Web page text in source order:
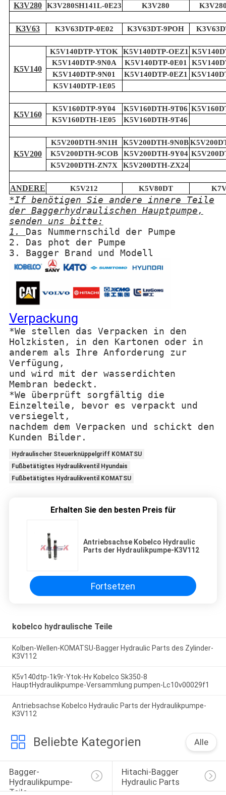
K3V280 K3V280SH141L-0E23 K3V280
K3V63 K3V63DTP-0E02 K3V63DT-9POH
K5V140
K5V140DTP-YTOK K5V140DTP-OEZ1
K5V140DTP-9N0A
K5V140DTP-0E01
K5V140DTP-9N01
K5V140DTP-0EZ1
K5V140DTP-1E05
K5V160
K5V160DTP-9Y04 K5V160DTH-9T06
K5V160DTH-1E05
K5V160DTH-9T46
K5V200
K5V200DTH-9N1H K5V200DTH-9N0B
K5V200DTH-9COB
K5V200DTH-9Y04
K5V200DTH-ZN7X
K5V200DTH-ZX24
ANDERE K5V212 K5V80DT
*If benötigen Sie andere innere Teile
der Baggerhydraulischen Hauptpumpe,
senden uns bitte:
1. Das Nummernschild der Pumpe
2. Das phot der Pumpe
3. Bagger Brand und Modell
Verpackung
*We stellen das Verpacken in den
Holzkisten, in den Kartonen oder in
anderem als Ihre Anforderung zur
Verfügung,
und wird mit der wasserdichten
Membran bedeckt.
*We überprüft sorgfältig die
Einzelteile, bevor es verpackt und
versiegelt,
nachdem dem Verpacken und schickt den
Kunden Bilder.
Hydraulischer Steuerknüppelgriff KOMATSU
Fußbetätigtes Hydraulikventil Hyundais
Fußbetätigtes Hydraulikventil KOMATSU
Erhalten Sie den besten Preis für
Antriebsachse Kobelco Hydraulic
Parts der Hydraulikpumpe-K3V112
Fortsetzen
kobelco hydraulische Teile
Kolben-Wellen-KOMATSU-Bagger Hydraulic Parts des Zylinder-
K3V112
K5v140dtp-1k9r-Ytok-Hv Kobelco Sk350-8
HauptHydraulikpumpe-Versammlung pumpen-Lc10v00029f1
Antriebsachse Kobelco Hydraulic Parts der Hydraulikpumpe-
K3V112
Beliebte Kategorien Alle
Bagger-
Hydraulikpumpe-
Teile
Hitachi-Bagger
Hydraulic Parts